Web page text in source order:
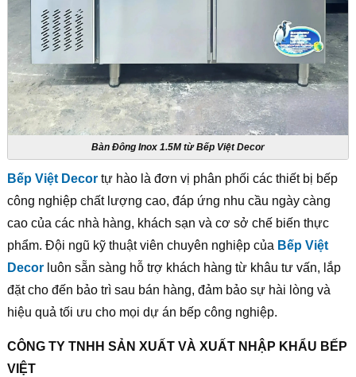
Bàn Đông Inox 1.5M từ Bếp Việt Decor
Bếp Việt Decortự hào là đơn vị phân phối các thiết bị bếp
công nghiệp chất lượng cao, đáp ứng nhu cầu ngày càng
cao của các nhà hàng, khách sạn và cơ sở chế biến thực
phẩm. Đội ngũ kỹ thuật viên chuyên nghiệp của Bếp Việt
Decorluôn sẵn sàng hỗ trợ khách hàng từ khâu tư vấn, lắp
đặt cho đến bảo trì sau bán hàng, đảm bảo sự hài lòng và
hiệu quả tối ưu cho mọi dự án bếp công nghiệp.
CÔNG TY TNHH SẢN XUẤT VÀ XUẤT NHẬP KHẨU BẾP
VIỆT